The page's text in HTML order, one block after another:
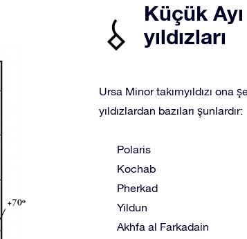
Küçük
yıldızları
Ursa Minor takımyıldızı ona
yıldızlardan bazıları şunlardır:
Polaris
Kochab
Pherkad
Yildun
Akhfa al Farkadain